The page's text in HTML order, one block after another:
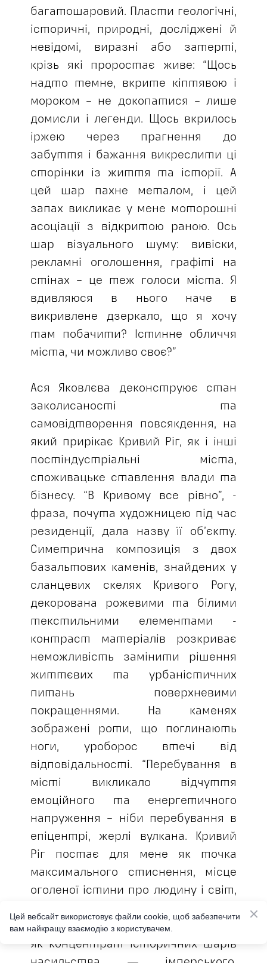
багатошаровий. Пласти геологічні,
історичні, природні, досліджені й
невідомі, виразні або затерті,
крізь які проростає живе: “Щось
надто темне, вкрите кіптявою і
мороком – не докопатися – лише
домисли і легенди. Щось вкрилось
іржею через прагнення до
забуття і бажання викреслити ці
сторінки із життя та історії. А
цей шар пахне металом, і цей
запах викликає у мене моторошні
асоціації з відкритою раною. Ось
шар візуального шуму: вивіски,
рекламні оголошення, графіті на
стінах – це теж голоси міста. Я
вдивляюся в нього наче в
викривлене дзеркало, що я хочу
там побачити? Істинне обличчя
міста, чи можливо своє?”
Ася Яковлєва деконструює стан
заколисаності та
самовідтворення повсякдення, на
який прирікає Кривий Ріг, як і інші
постіндустріальні міста,
споживацьке ставлення влади та
бізнесу. “В Кривому все рівно”, -
фраза, почута художницею під час
резиденції, дала назву її об’єкту.
Симетрична композиція з двох
базальтових каменів, знайдених у
сланцевих скелях Кривого Рогу,
декорована рожевими та білими
текстильними елементами -
контраст матеріалів розкриває
неможливість замінити рішення
життєвих та урбаністичних
питань поверхневими
покращеннями. На каменях
зображені роти, що поглинають
ноги, уроборос втечі від
відповідальності. “Перебування в
місті викликало відчуття
емоційного та енергетичного
напруження – ніби перебування в
епіцентрі, жерлі вулкана. Кривий
Ріг постає для мене як точка
максимального стиснення, місце
оголеної істини про людину і світ,
реальності. Місто сприймається
як концентрат історичних шарів
Цей вебсайт використовує файли cookie, щоб забезпечити
вам найкращу взаємодію з користувачем.